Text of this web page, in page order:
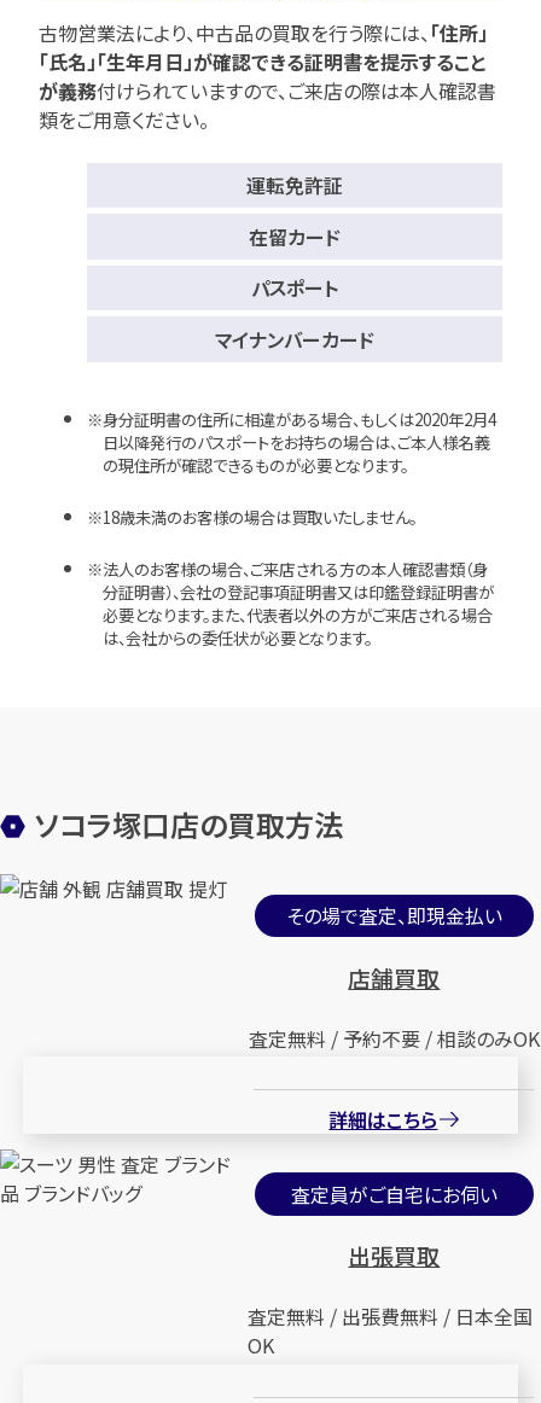
古物営業法により、中古品の買取を行う際には、「住所」
「氏名」「生年月日」が確認できる証明書を提示すること
が義務付けられていますので、ご来店の際は本人確認書
類をご用意ください。
運転免許証
在留カード
パスポート
マイナンバーカード
身分証明書の住所に相違がある場合、もしくは2020年2月4
日以降発行のパスポートをお持ちの場合は、ご本人様名義
の現住所が確認できるものが必要となります。
18歳未満のお客様の場合は買取いたしません。
法人のお客様の場合、ご来店される方の本人確認書類（身
分証明書）、会社の登記事項証明書又は印鑑登録証明書が
必要となります。また、代表者以外の方がご来店される場合
は、会社からの委任状が必要となります。
ソコラ塚口店の買取方法
その場で査定、即現金払い
店舗買取
査定無料 / 予約不要 / 相談のみOK
詳細はこちら
査定員がご自宅にお伺い
出張買取
査定無料 / 出張費無料 / 日本全国
OK